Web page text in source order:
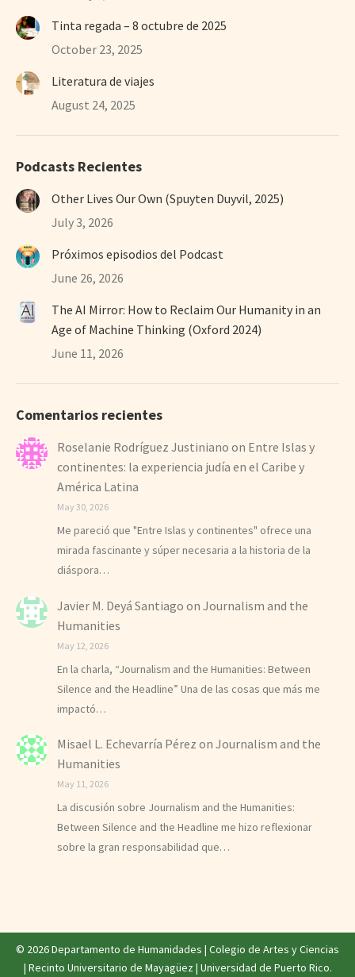
Tinta regada – 8 octubre de 2025
October 23, 2025
Literatura de viajes
August 24, 2025
Podcasts Recientes
Other Lives Our Own (Spuyten Duyvil, 2025)
July 3, 2026
Próximos episodios del Podcast
June 26, 2026
The AI Mirror: How to Reclaim Our Humanity in an
Age of Machine Thinking (Oxford 2024)
June 11, 2026
Comentarios recientes
Roselanie Rodríguez Justiniano on Entre Islas y
continentes: la experiencia judía en el Caribe y
América Latina
May 30, 2026
Me pareció que "Entre Islas y continentes" ofrece una
mirada fascinante y súper necesaria a la historia de la
diáspora…
Javier M. Deyá Santiago on Journalism and the
Humanities
May 12, 2026
En la charla, “Journalism and the Humanities: Between
Silence and the Headline” Una de las cosas que más me
impactó…
Misael L. Echevarría Pérez on Journalism and the
Humanities
May 11, 2026
La discusión sobre Journalism and the Humanities:
Between Silence and the Headline me hizo reflexionar
sobre la gran responsabilidad que…
© 2026 Departamento de Humanidades | Colegio de Artes y Ciencias
| Recinto Universitario de Mayagüez| Universidad de Puerto Rico.